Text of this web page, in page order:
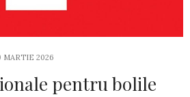
MARTIE 2026
pentru bolile